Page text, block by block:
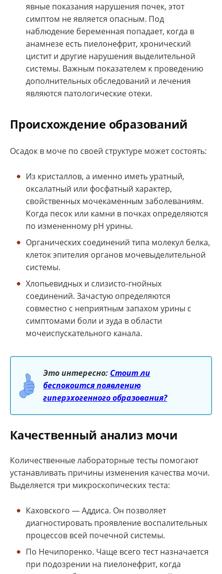
явные показания нарушения почек, этот
симптом не является опасным. Под
наблюдение беременная попадает, когда в
анамнезе есть пиелонефрит, хронический
цистит и другие нарушения выделительной
системы. Важным показателем к проведению
дополнительных обследований и лечения
являются патологические отеки.
Происхождение образований
Осадок в моче по своей структуре может состоять:
Из кристаллов, а именно иметь уратный,
оксалатный или фосфатный характер,
свойственных мочекаменным заболеваниям.
Когда песок или камни в почках определяются
по измененному pH урины.
Органических соединений типа молекул белка,
клеток эпителия органов мочевыделительной
системы.
Хлопьевидных и слизисто-гнойных
соединений. Зачастую определяются
совместно с неприятным запахом урины с
симптомами боли и зуда в области
мочеиспускательного канала.
Это интересно: Стоит ли
беспокоится появлению
гиперэхогенного образования?
Качественный анализ мочи
Количественные лабораторные тесты помогают
устанавливать причины изменения качества мочи.
Выделяется три микроскопических теста:
Каховского — Аддиса. Он позволяет
диагностировать проявление воспалительных
процессов всей почечной системы.
По Нечипоренко. Чаще всего тест назначается
при подозрении на пиелонефрит, когда